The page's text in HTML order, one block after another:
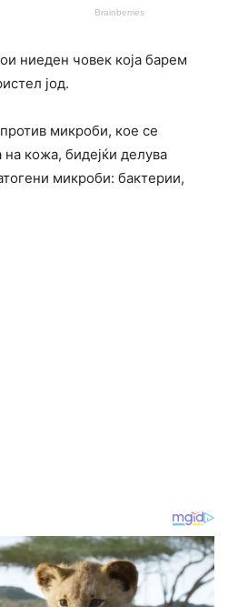
ниеден човек која барем
јод.
микроби, кое се
на кожа, бидејќи делува
микроби: бактерии,